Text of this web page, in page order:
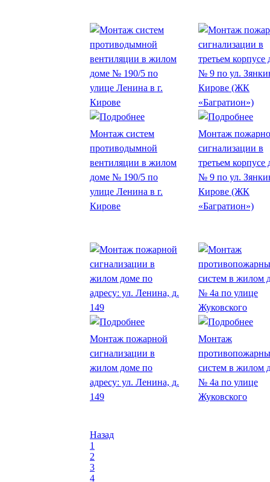
Монтаж систем
противодымной
вентиляции в жилом
доме № 190/5 по
улице Ленина в г.
Кирове
Монтаж
сигнализации в
третьем корпусе
№ 9 по ул.
Кирове (ЖК
«Багратион»)
Монтаж пожарной
сигнализации в
жилом доме по
адресу: ул. Ленина, д.
149
Монтаж
систем в жилом
№ 4а по улице
Жуковского
Назад
1
2
3
4